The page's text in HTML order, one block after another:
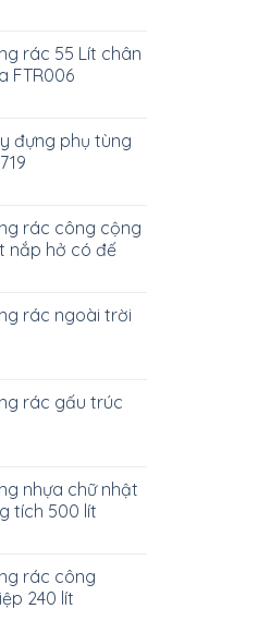
rác 55 Lít chân
FTR006
đựng phụ tùng
rác công cộng
nắp hở có đế
rác ngoài trời
rác gấu trúc
nhựa chữ nhật
tích 500 lít
rác công
240 lít